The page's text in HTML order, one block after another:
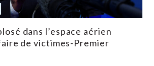
dans l’espace aérien
de victimes-Premier